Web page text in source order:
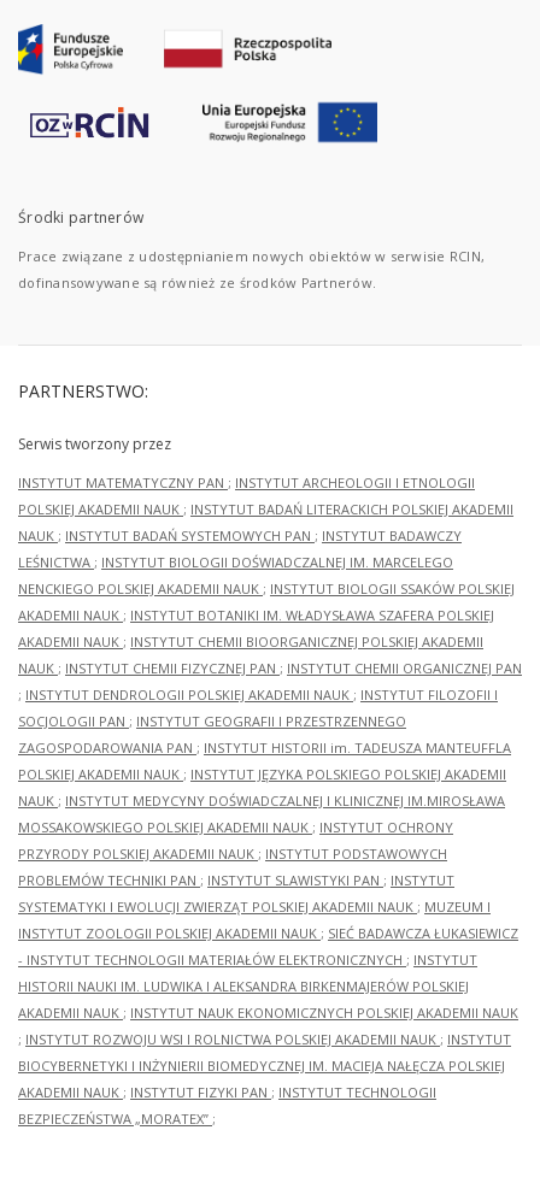
Środki partnerów
Prace związane z udostępnianiem nowych obiektów w serwisie RCIN,
dofinansowywane są również ze środków Partnerów.
PARTNERSTWO:
Serwis tworzony przez
INSTYTUT MATEMATYCZNY PAN ; INSTYTUT ARCHEOLOGII I ETNOLOGII
POLSKIEJ AKADEMII NAUK ; INSTYTUT BADAŃ LITERACKICH POLSKIEJ AKADEMII
NAUK ; INSTYTUT BADAŃ SYSTEMOWYCH PAN ; INSTYTUT BADAWCZY
LEŚNICTWA ; INSTYTUT BIOLOGII DOŚWIADCZALNEJ IM. MARCELEGO
NENCKIEGO POLSKIEJ AKADEMII NAUK ; INSTYTUT BIOLOGII SSAKÓW POLSKIEJ
AKADEMII NAUK ; INSTYTUT BOTANIKI IM. WŁADYSŁAWA SZAFERA POLSKIEJ
AKADEMII NAUK ; INSTYTUT CHEMII BIOORGANICZNEJ POLSKIEJ AKADEMII
NAUK ; INSTYTUT CHEMII FIZYCZNEJ PAN ; INSTYTUT CHEMII ORGANICZNEJ PAN
; INSTYTUT DENDROLOGII POLSKIEJ AKADEMII NAUK ; INSTYTUT FILOZOFII I
SOCJOLOGII PAN ; INSTYTUT GEOGRAFII I PRZESTRZENNEGO
ZAGOSPODAROWANIA PAN ; INSTYTUT HISTORII im. TADEUSZA MANTEUFFLA
POLSKIEJ AKADEMII NAUK ; INSTYTUT JĘZYKA POLSKIEGO POLSKIEJ AKADEMII
NAUK ; INSTYTUT MEDYCYNY DOŚWIADCZALNEJ I KLINICZNEJ IM.MIROSŁAWA
MOSSAKOWSKIEGO POLSKIEJ AKADEMII NAUK ; INSTYTUT OCHRONY
PRZYRODY POLSKIEJ AKADEMII NAUK ; INSTYTUT PODSTAWOWYCH
PROBLEMÓW TECHNIKI PAN ; INSTYTUT SLAWISTYKI PAN ; INSTYTUT
SYSTEMATYKI I EWOLUCJI ZWIERZĄT POLSKIEJ AKADEMII NAUK ; MUZEUM I
INSTYTUT ZOOLOGII POLSKIEJ AKADEMII NAUK ; SIEĆ BADAWCZA ŁUKASIEWICZ
- INSTYTUT TECHNOLOGII MATERIAŁÓW ELEKTRONICZNYCH ; INSTYTUT
HISTORII NAUKI IM. LUDWIKA I ALEKSANDRA BIRKENMAJERÓW POLSKIEJ
AKADEMII NAUK ; INSTYTUT NAUK EKONOMICZNYCH POLSKIEJ AKADEMII NAUK
; INSTYTUT ROZWOJU WSI I ROLNICTWA POLSKIEJ AKADEMII NAUK ; INSTYTUT
BIOCYBERNETYKI I INŻYNIERII BIOMEDYCZNEJ IM. MACIEJA NAŁĘCZA POLSKIEJ
AKADEMII NAUK ; INSTYTUT FIZYKI PAN ; INSTYTUT TECHNOLOGII
BEZPIECZEŃSTWA „MORATEX” ;